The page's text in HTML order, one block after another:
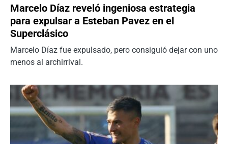
Marcelo Díaz reveló ingeniosa estrategia
para expulsar a Esteban Pavez en el
Superclásico
Marcelo Díaz fue expulsado, pero consiguió dejar con uno
menos al archirrival.